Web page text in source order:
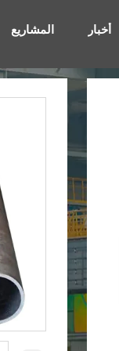
المشاريع أخبار